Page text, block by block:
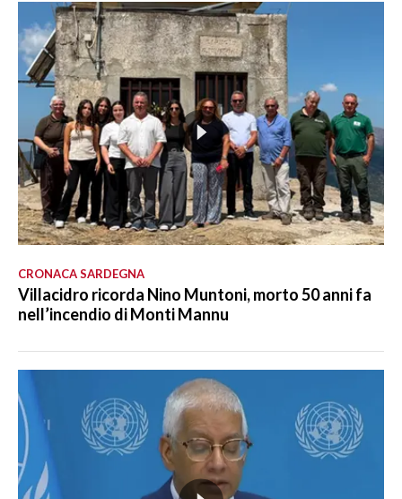
CRONACA SARDEGNA
Villacidro ricorda Nino Muntoni, morto 50 anni fa
nell’incendio di Monti Mannu